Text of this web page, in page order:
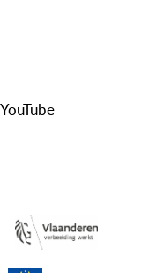
YouTube